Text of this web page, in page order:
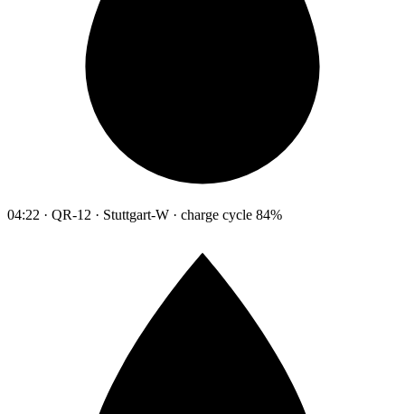
04:22 · QR-12 · Stuttgart-W · charge cycle 84%